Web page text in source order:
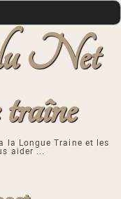
Net
la Longue Traine et les
aider ...